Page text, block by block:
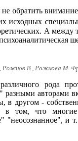
обратить
исходных
А между
В., Рожнова М.
рода
разными авторами
в другом -
том, что многие
"неосознанное",